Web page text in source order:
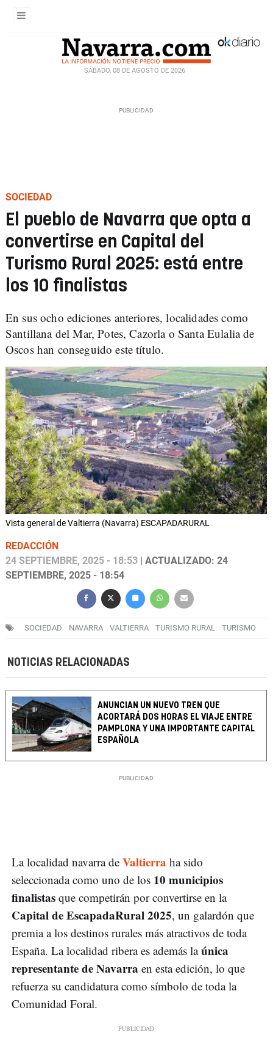
SÁBADO, 08 DE AGOSTO DE 2026
SOCIEDAD
El pueblo de Navarra que opta a
convertirse en Capital del
Turismo Rural 2025: está entre
los 10 finalistas
En sus ocho ediciones anteriores, localidades como
Santillana del Mar, Potes, Cazorla o Santa Eulalia de
Oscos han conseguido este título.
Vista general de Valtierra (Navarra) ESCAPADARURAL
REDACCIÓN
24 SEPTIEMBRE, 2025 - 18:53 | ACTUALIZADO: 24
SEPTIEMBRE, 2025 - 18:54
SOCIEDAD NAVARRA VALTIERRA TURISMO RURAL TURISMO
NOTICIAS RELACIONADAS
ANUNCIAN UN NUEVO TREN QUE
ACORTARÁ DOS HORAS EL VIAJE ENTRE
PAMPLONA Y UNA IMPORTANTE CAPITAL
ESPAÑOLA
La localidad navarra de Valtierra ha sido
seleccionada como uno de los 10 municipios
finalistas que competirán por convertirse en la
Capital de EscapadaRural 2025, un galardón que
premia a los destinos rurales más atractivos de toda
España. La localidad ribera es además laúnica
representante de Navarra en esta edición, lo que
refuerza su candidatura como símbolo de toda la
Comunidad Foral.